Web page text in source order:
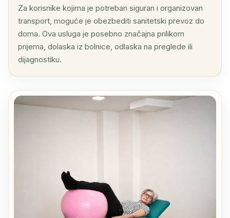
Za korisnike kojima je potreban siguran i organizovan
transport, moguće je obezbediti sanitetski prevoz do
doma. Ova usluga je posebno značajna prilikom
prijema, dolaska iz bolnice, odlaska na preglede ili
dijagnostiku.